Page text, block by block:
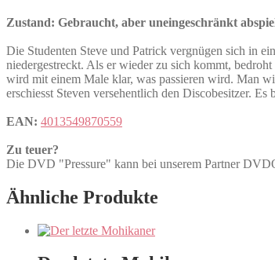
Zustand: Gebraucht, aber uneingeschränkt
Die Studenten Steve und Patrick vergnügen sich in
niedergestreckt. Als er wieder zu sich kommt,
wird mit einem Male klar, was passieren wird. Man
erschiesst Steven versehentlich den Discobesitzer.
EAN: 4013549870559
Zu teuer?
Die DVD "Pressure" kann bei unserem Partner
Ähnliche Produkte